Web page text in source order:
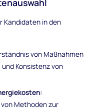
Kandidaten in den
von Maßnahmen
Konsistenz von
Methoden zur